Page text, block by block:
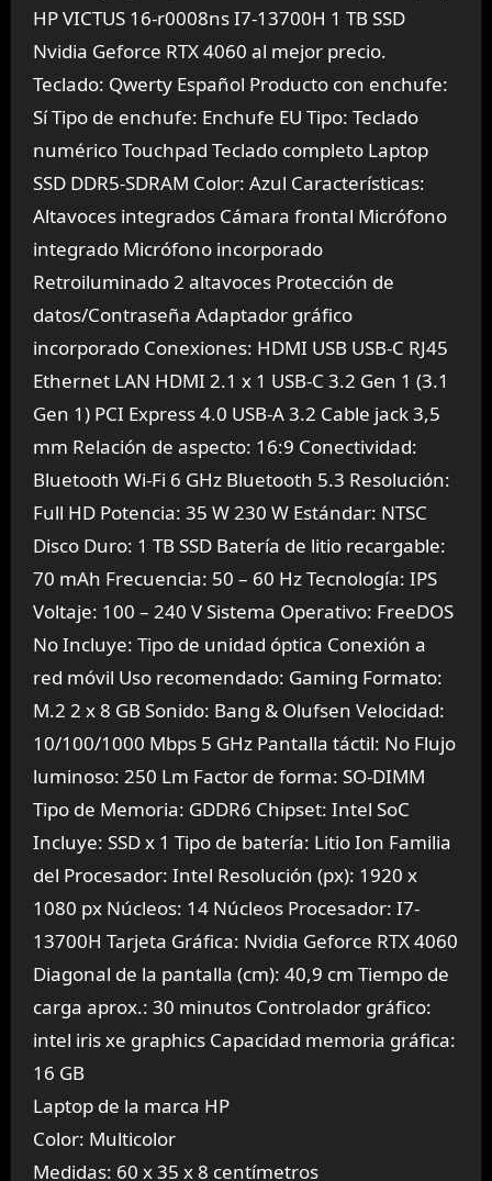
HP VICTUS 16-r0008ns I7-13700H 1 TB SSD
Nvidia Geforce RTX 4060 al mejor precio.
Teclado: Qwerty Español Producto con enchufe:
Sí Tipo de enchufe: Enchufe EU Tipo: Teclado
numérico Touchpad Teclado completo Laptop
SSD DDR5-SDRAM Color: Azul Características:
Altavoces integrados Cámara frontal Micrófono
integrado Micrófono incorporado
Retroiluminado 2 altavoces Protección de
datos/Contraseña Adaptador gráfico
incorporado Conexiones: HDMI USB USB-C RJ45
Ethernet LAN HDMI 2.1 x 1 USB-C 3.2 Gen 1 (3.1
Gen 1) PCI Express 4.0 USB-A 3.2 Cable jack 3,5
mm Relación de aspecto: 16:9 Conectividad:
Bluetooth Wi-Fi 6 GHz Bluetooth 5.3 Resolución:
Full HD Potencia: 35 W 230 W Estándar: NTSC
Disco Duro: 1 TB SSD Batería de litio recargable:
70 mAh Frecuencia: 50 – 60 Hz Tecnología: IPS
Voltaje: 100 – 240 V Sistema Operativo: FreeDOS
No Incluye: Tipo de unidad óptica Conexión a
red móvil Uso recomendado: Gaming Formato:
M.2 2 x 8 GB Sonido: Bang & Olufsen Velocidad:
10/100/1000 Mbps 5 GHz Pantalla táctil: No Flujo
luminoso: 250 Lm Factor de forma: SO-DIMM
Tipo de Memoria: GDDR6 Chipset: Intel SoC
Incluye: SSD x 1 Tipo de batería: Litio Ion Familia
del Procesador: Intel Resolución (px): 1920 x
1080 px Núcleos: 14 Núcleos Procesador: I7-
13700H Tarjeta Gráfica: Nvidia Geforce RTX 4060
Diagonal de la pantalla (cm): 40,9 cm Tiempo de
carga aprox.: 30 minutos Controlador gráfico:
intel iris xe graphics Capacidad memoria gráfica:
16 GB
Laptop de la marca HP
Color: Multicolor
Medidas: 60 x 35 x 8 centímetros